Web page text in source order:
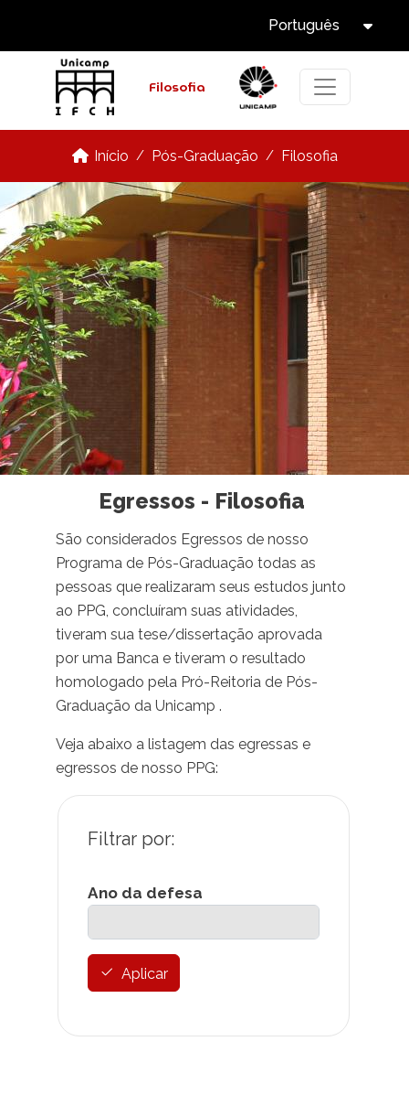
Select
Português
Filosofia
Início Pós-Graduação Filosofia
Egressos - Filosofia
São considerados Egressos de nosso
Programa de Pós-Graduação todas as
pessoas que realizaram seus estudos junto
ao PPG, concluíram suas atividades,
tiveram sua tese/dissertação aprovada
por uma Banca e tiveram o resultado
homologado pela Pró-Reitoria de Pós-
Graduação da Unicamp .
Veja abaixo a listagem das egressas e
egressos de nosso PPG:
Ano da defesa
Aplicar